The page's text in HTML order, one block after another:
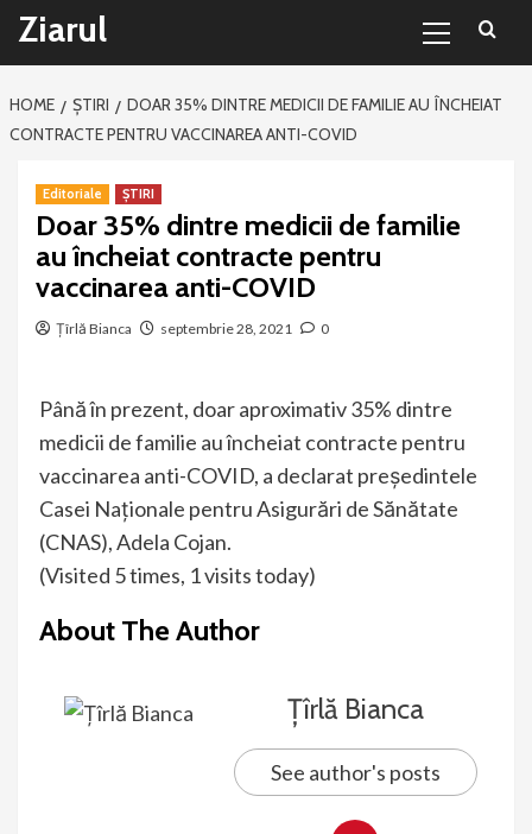
Sari
conținut
Ziarul
Menu
HOME ȘTIRI
DOAR 35% DINTRE MEDICII DE FAMILIE AU ÎNCHEIAT
CONTRACTE PENTRU VACCINAREA ANTI-COVID
Editoriale ȘTIRI
Doar 35% dintre medicii de familie
au încheiat contracte pentru
vaccinarea anti-COVID
Țîrlă Bianca septembrie 28, 2021 0
Până în prezent, doar aproximativ 35% dintre
medicii de familie au încheiat contracte pentru
vaccinarea anti-COVID, a declarat preşedintele
Casei Naţionale pentru Asigurări de Sănătate
(CNAS), Adela Cojan.
(Visited 5 times, 1 visits today)
About The Author
Țîrlă Bianca
See author's posts